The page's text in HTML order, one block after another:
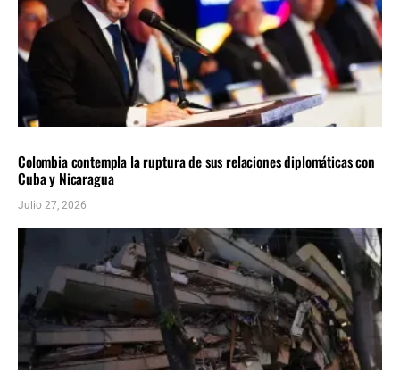
Colombia contempla la ruptura de sus relaciones diplomáticas con
Cuba y Nicaragua
Julio 27, 2026